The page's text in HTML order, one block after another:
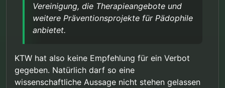
Vereinigung, die Therapieangebote und
weitere Präventionsprojekte für Pädophile
anbietet.
KTW hat also keine Empfehlung für ein Verbot
gegeben. Natürlich darf so eine
wissenschaftliche Aussage nicht stehen gelassen